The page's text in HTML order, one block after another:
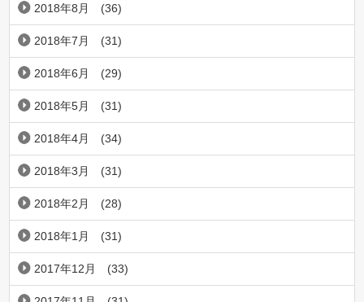
2018年8月 (36)
2018年7月 (31)
2018年6月 (29)
2018年5月 (31)
2018年4月 (34)
2018年3月 (31)
2018年2月 (28)
2018年1月 (31)
2017年12月 (33)